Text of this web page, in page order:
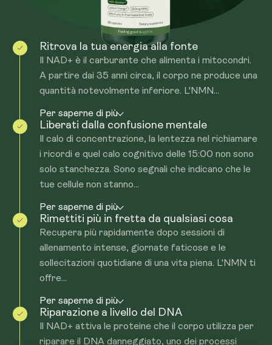
Ritrova la tua energia alla fonte
Il NAD+ è il carburante che alimenta i mitocondri.
A partire dai 35 anni circa, il corpo ne produce una
quantità notevolmente inferiore. L'NMN...
Per saperne di più
Liberati dalla confusione mentale
Il calo di concentrazione, la lentezza nel richiamare
i ricordi e quel calo cognitivo delle 15:00 non sono
solo stanchezza. Sono segnali che indicano che le
tue cellule non stanno...
Per saperne di più
Rimettiti più in fretta da qualsiasi cosa
Recupera più rapidamente dopo sessioni di
allenamento intense, giornate faticose e le
sollecitazioni quotidiane di una vita piena. L'NMN ti
offre...
Per saperne di più
Riparazione a livello del DNA
Il NAD+ attiva le proteine che il corpo utilizza per
riparare il DNA danneggiato, uno dei processi